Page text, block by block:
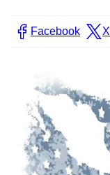
Facebook X